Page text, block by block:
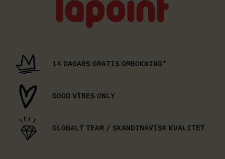
logo
14 DAGARS GRATIS OMBOKNING*
GOOD VIBES ONLY
GLOBALT TEAM / SKANDINAVISK KVALITET